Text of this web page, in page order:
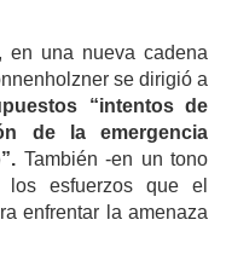
en una nueva cadena
se dirigió a
“intentos de
de la emergencia
También -en un tono
esfuerzos que el
enfrentar la amenaza